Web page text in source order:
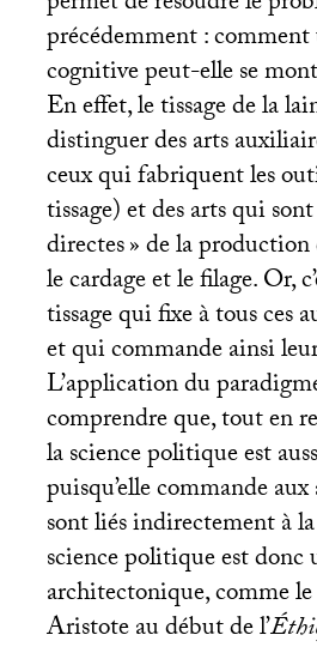
précédemment : comment
cognitive peut-elle se
En effet, le tissage de la
distinguer des arts
ceux qui fabriquent les
tissage) et des arts qui
directes» de la
le cardage et le filage. Or,
tissage qui fixe à tous ces
et qui commande ainsi
L’application du
comprendre que, tout en
la science politique est
puisqu’elle commande
sont liés indirectement à
science politique est donc
architectonique, comme
Aristote au début de l’